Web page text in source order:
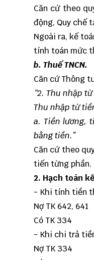
Căn cứ theo
động, Quy chế
Ngoài ra, kế
tính toán mức
b. Thuế TNCN.
Căn cứ Thông
“2. Thu nhập
Thu nhập từ
a. Tiền lương,
bằng tiền.”
Căn cứ theo
tiến từng phần.
2. Hạch toán
- Khi tính tiền
Nợ TK 642, 641
Có TK 334
- Khi chi trả
Nợ TK 334